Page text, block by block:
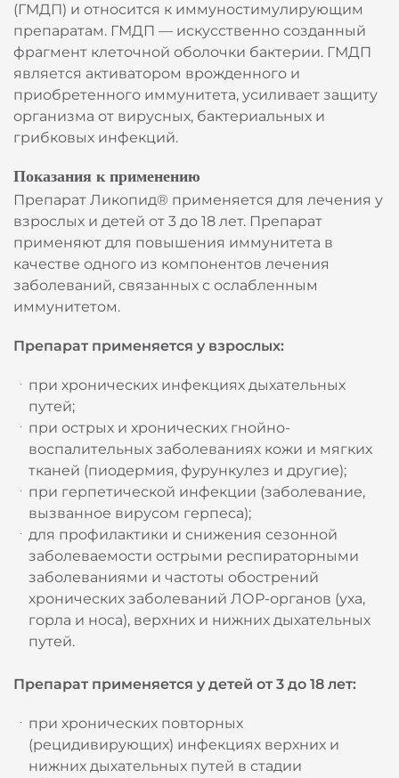
(ГМДП) и относится к иммуностимулирующим
препаратам. ГМДП — искусственно созданный
фрагмент клеточной оболочки бактерии. ГМДП
является активатором врожденного и
приобретенного иммунитета, усиливает защиту
организма от вирусных, бактериальных и
грибковых инфекций.
Показания к применению
Препарат Ликопид® применяется для лечения у
взрослых и детей от 3 до 18 лет. Препарат
применяют для повышения иммунитета в
качестве одного из компонентов лечения
заболеваний, связанных с ослабленным
иммунитетом.
Препарат применяется у взрослых:
при хронических инфекциях дыхательных
путей;
при острых и хронических гнойно-
воспалительных заболеваниях кожи и мягких
тканей (пиодермия, фурункулез и другие);
при герпетической инфекции (заболевание,
вызванное вирусом герпеса);
для профилактики и снижения сезонной
заболеваемости острыми респираторными
заболеваниями и частоты обострений
хронических заболеваний ЛОР-органов (уха,
горла и носа), верхних и нижних дыхательных
путей.
Препарат применяется у детей от 3 до 18 лет:
при хронических повторных
(рецидивирующих) инфекциях верхних и
нижних дыхательных путей в стадии